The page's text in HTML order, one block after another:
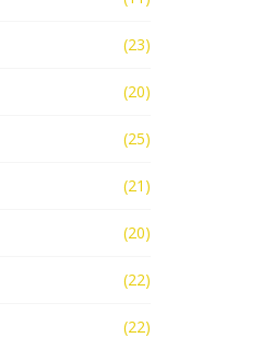
(23)
(20)
(25)
(21)
(20)
(22)
(22)